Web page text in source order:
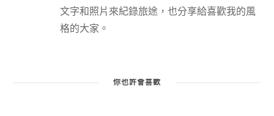
文字和照片來紀錄旅途，也分享給喜歡我的風
格的大家。
你也許會喜歡